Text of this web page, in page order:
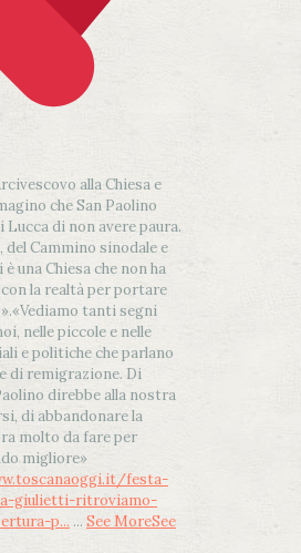
alla Chiesa e
che San Paolino
Lucca di non avere paura.
del Cammino sinodale e
una Chiesa che non ha
la realtà per portare
.«Vediamo tanti segni
nelle piccole e nelle
e politiche che parlano
di remigrazione. Di
direbbe alla nostra
di abbandonare la
molto da fare per
migliore»
festa-
giulietti-ritroviamo-
p... ... See MoreSee